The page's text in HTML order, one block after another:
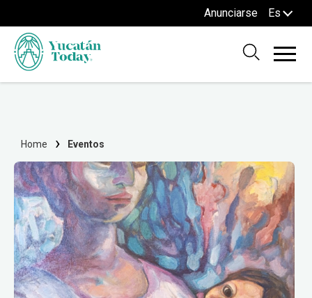
Anunciarse Es
Home Eventos